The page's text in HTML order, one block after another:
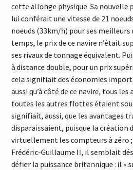
cette allonge physique. Sa nouvelle
lui conférait une vitesse de 21
noeuds (33km/h) pour ses meilleurs
temps, le prix de ce navire n’était
ses rivaux de tonnage équivalent.
à distance double, pour un prix
cela signifiait des économies
aussi qu’à côté de ce navire, tous les
toutes les autres flottes étaient
signifiait, aussi, que les avantages
disparaissaient, puisque la création
virtuellement les compteurs à zéro
Frédéric-Guillaume II, il semblait
défier la puissance britannique : il «